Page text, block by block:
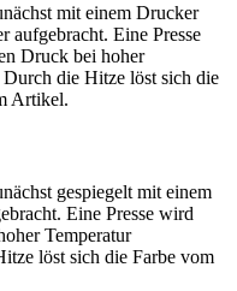
mit einem Drucker
aufgebracht. Eine Presse
Druck bei hoher
Durch die Hitze löst sich die
Artikel.
gespiegelt mit einem
Eine Presse wird
Temperatur
löst sich die Farbe vom